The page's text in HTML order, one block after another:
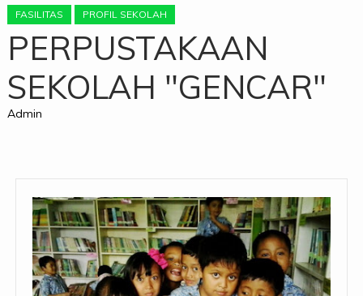
FASILITAS PROFIL SEKOLAH
PERPUSTAKAAN
SEKOLAH "GENCAR"
Admin